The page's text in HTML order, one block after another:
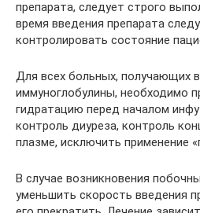
препарата, следует строго
время введения препарата
контролировать состояние
Для всех больных, получающих
иммуноглобулины, необходимо
гидратацию перед началом
контроль диуреза, контроль
плазме, исключить применение
В случае возникновения
уменьшить скорость введения